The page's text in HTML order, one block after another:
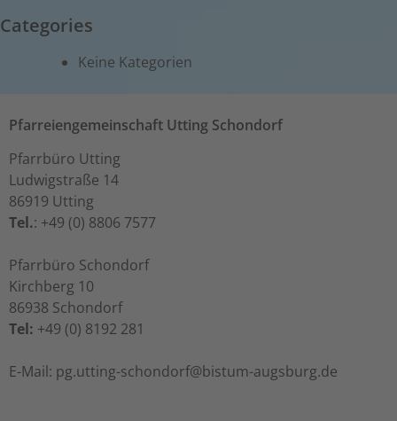
Categories
Keine Kategorien
Pfarreiengemeinschaft Utting Schondorf
Pfarrbüro Utting
Ludwigstraße 14
86919 Utting
Tel.: +49 (0) 8806 7577
Pfarrbüro Schondorf
Kirchberg 10
86938 Schondorf
Tel: +49 (0) 8192 281
ed.grubsgua-mutsib@frodnohcs-gnittu.gp :liaM-E